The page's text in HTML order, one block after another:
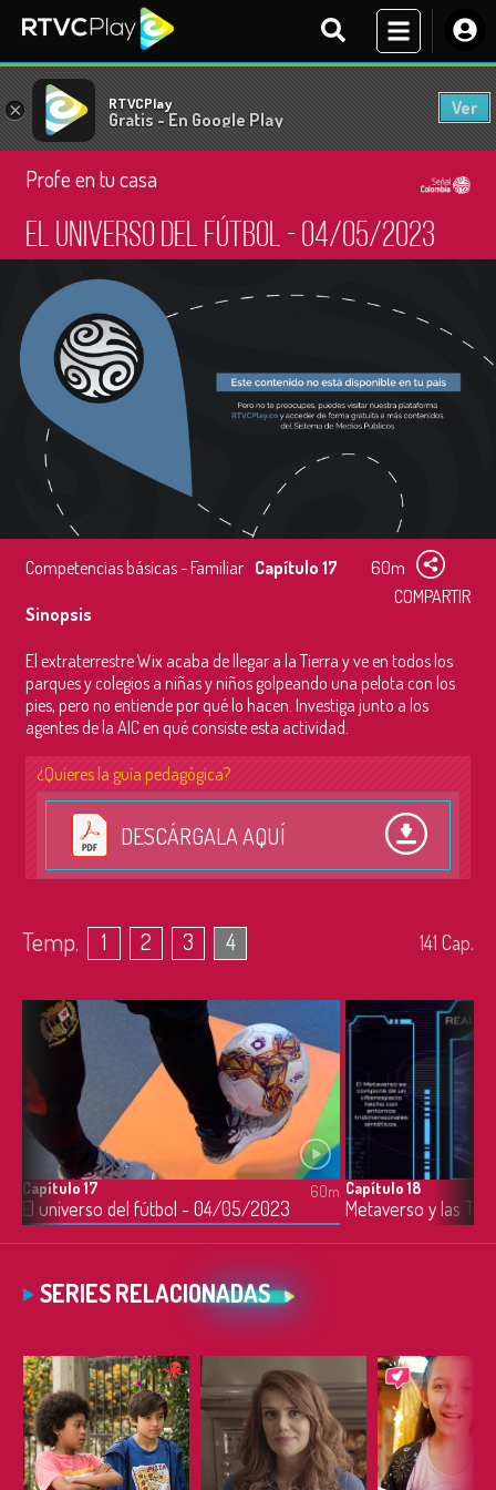
× RTVCPlay
Gratis - En Google Play
Ver
Profe en tu casa
El universo del fútbol - 04/05/2023
Competencias básicas - Familiar Capítulo 17
60m
COMPARTIR
Sinopsis
El extraterrestre Wix acaba de llegar a la Tierra y ve en todos los
parques y colegios a niñas y niños golpeando una pelota con los
pies, pero no entiende por qué lo hacen. Investiga junto a los
agentes de la AIC en qué consiste esta actividad.
¿Quieres la guía pedagógica?
DESCÁRGALA AQUÍ
Temp. 1 2 3 4 141 Cap.
Capítulo 17
El universo del fútbol - 04/05/2023
60m Capítulo 18
Metaverso y las
SERIES RELACIONADAS